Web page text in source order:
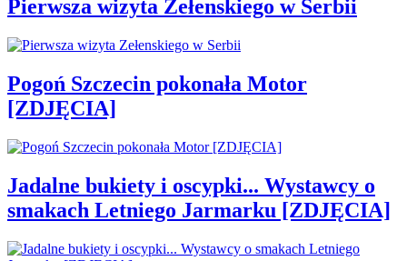
Pierwsza wizyta Zełenskiego w Serbii
Pogoń Szczecin pokonała Motor
[ZDJĘCIA]
Jadalne bukiety i oscypki... Wystawcy o
smakach Letniego Jarmarku [ZDJĘCIA]